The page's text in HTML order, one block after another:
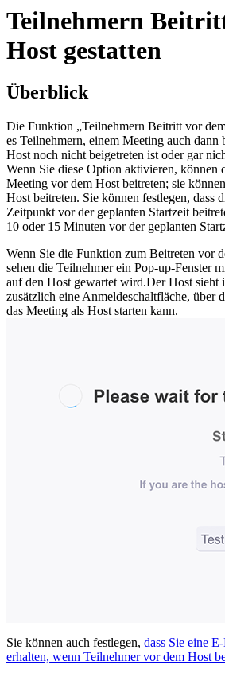
Teilnehmern
Host gestatten
Überblick
Die Funktion „Teilnehmern Beitritt vor
es Teilnehmern, einem Meeting auch dann
Host noch nicht beigetreten ist oder gar
Wenn Sie diese Option aktivieren, können
Meeting vor dem Host beitreten; sie
Host beitreten. Sie können festlegen, dass
Zeitpunkt vor der geplanten Startzeit
10 oder 15 Minuten vor der geplanten
Wenn Sie die Funktion zum Beitreten vor
sehen die Teilnehmer ein Pop-up-Fenster
auf den Host gewartet wird.Der Host sieht
zusätzlich eine Anmeldeschaltfläche, über
das Meeting als Host starten kann.
Sie können auch festlegen, dass Sie eine
erhalten, wenn Teilnehmer vor dem Host